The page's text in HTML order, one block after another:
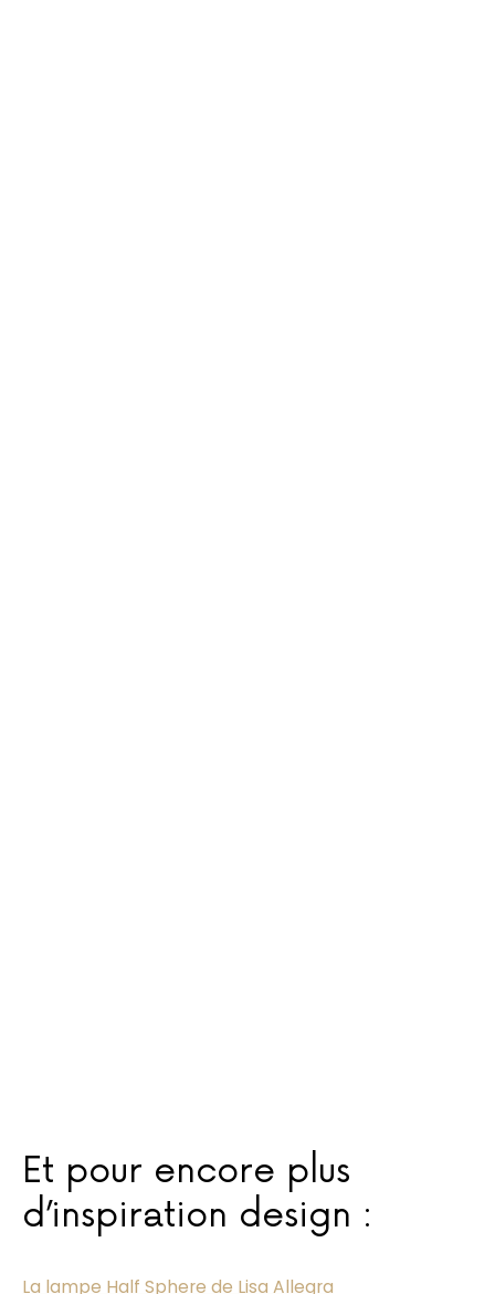
Et pour encore plus
d’inspiration design :
La lampe Half Sphere de Lisa Allegra